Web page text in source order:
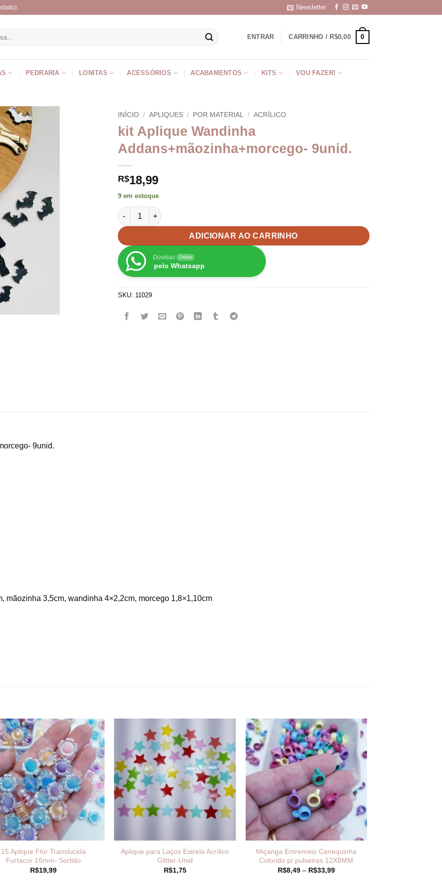
Newsletter
ENTRAR CARRINHO / R$0,00 0
PEDRARIA LONITAS ACESSÓRIOS ACABAMENTOS KITS VOU FAZER!
INÍCIO / APLIQUES / POR MATERIAL / ACRÍLICO
kit Aplique Wandinha
Addans+mãozinha+morcego- 9unid.
R$18,99
9 em estoque
kit Aplique Wandinha Addans+mãozinha+morcego- 9unid. quantidade
ADICIONAR AO CARRINHO
Dúvidas Online
pelo Whatsapp
SKU: 11029
9unid.
mãozinha 3,5cm, wandinha 4×2,2cm, morcego 1,8×1,10cm
15 Aplique Flor Translucida
Furtacor 16mm- Sortido
R$19,99
Aplique para Laços Estrela Acrílico
Glitter-Unid
R$1,75
Miçanga Entremeio Canequinha
Colorido p/ pulseiras 12X8MM
R$8,49 – R$33,99Faixa